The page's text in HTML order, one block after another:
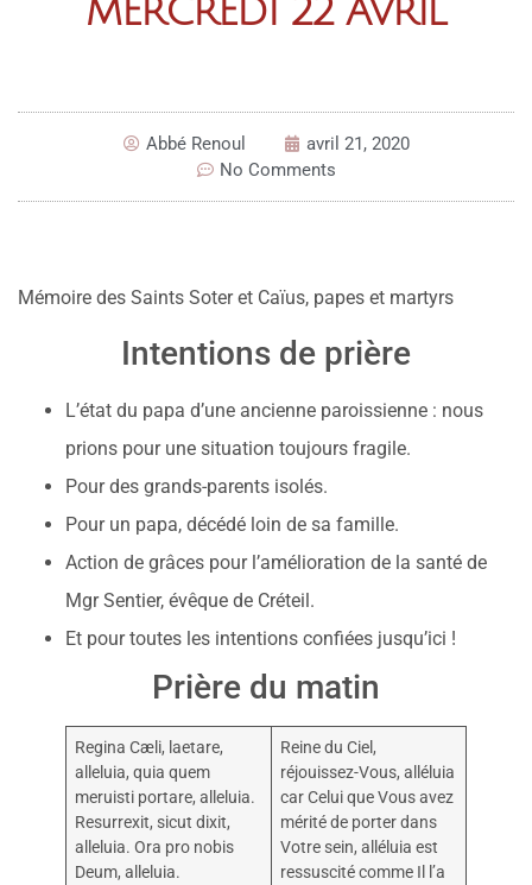
MERCREDI 22 AVRIL
Abbé Renoul
avril 21, 2020
No Comments
Mémoire des Saints Soter et Caïus, papes et martyrs
Intentions de prière
L’état du papa d’une ancienne paroissienne : nous
prions pour une situation toujours fragile.
Pour des grands-parents isolés.
Pour un papa, décédé loin de sa famille.
Action de grâces pour l’amélioration de la santé de
Mgr Sentier, évêque de Créteil.
Et pour toutes les intentions confiées jusqu’ici !
Prière du matin
Regina Cæli, laetare,
alleluia, quia quem
meruisti portare, alleluia.
Resurrexit, sicut dixit,
alleluia. Ora pro nobis
Deum, alleluia.
Reine du Ciel,
réjouissez-Vous, alléluia
car Celui que Vous avez
mérité de porter dans
Votre sein, alléluia est
ressuscité comme Il l’a